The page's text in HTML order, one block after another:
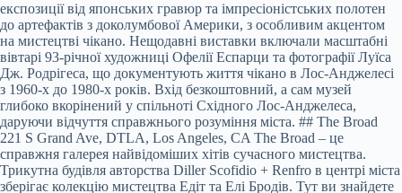
експозиції від японських гравюр та імпресіоністських полотен
до артефактів з доколумбової Америки, з особливим акцентом
на мистецтві чікано. Нещодавні виставки включали масштабні
вівтарі 93-річної художниці Офелії Еспарци та фотографії Луїса
Дж. Родрігеса, що документують життя чікано в Лос-Анджелесі
з 1960-х до 1980-х років. Вхід безкоштовний, а сам музей
глибоко вкорінений у спільноті Східного Лос-Анджелеса,
даруючи відчуття справжнього розуміння міста. ## The Broad
221 S Grand Ave, DTLA, Los Angeles, CA The Broad – це
справжня галерея найвідоміших хітів сучасного мистецтва.
Трикутна будівля авторства Diller Scofidio + Renfro в центрі міста
зберігає колекцію мистецтва Едіт та Елі Бродів. Тут ви знайдете